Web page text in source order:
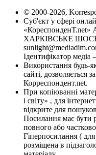
© 2000-2026,
Суб'єкт у сфері
«КореспонденТ.net»
ХАРКІВСЬКЕ ШОСЕ,
Ідентифікатор медіа
Використання будь-
сайті, дозволяється
Корреспондент.net.
При копіюванні
і світу» , для
відкрите для
Посилання має бути
повного або
Гіперпосилання (
розміщена в